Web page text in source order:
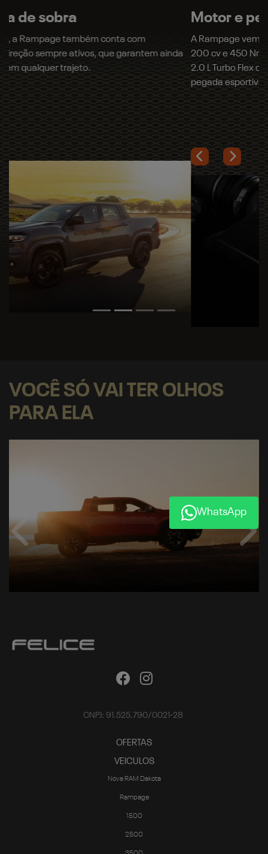
Motor e performance
A Rampage vem equipada com o motor 2.2 L Turbodiesel, de
200 cv e 450 Nm, e agora também com a opção do motor
2.0 L Turbo Flex de 272 cv e 400 Nm, com resposta rápida e
Muita personalidade
VOCÊ SÓ VAI TER OLHOS
PARA ELA
Anterior
CNPJ: 91.525.790/0021-28
OFERTAS
VEICULOS
Nova RAM Dakota
Rampage
1500
2500
WhatsApp